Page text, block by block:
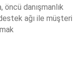
danışmanlık
ağı ile müşteri